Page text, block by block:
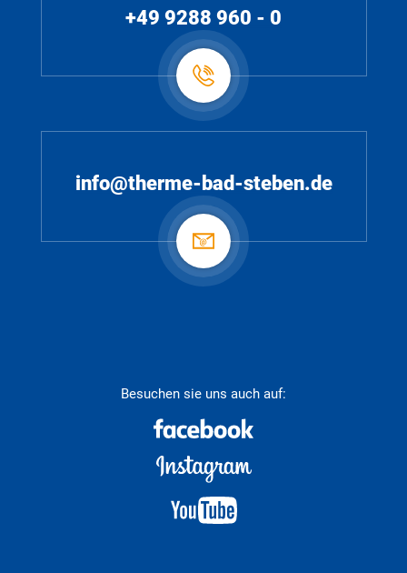
+49 9288 960 - 0
info@therme-bad-steben.de
Besuchen sie uns auch auf: